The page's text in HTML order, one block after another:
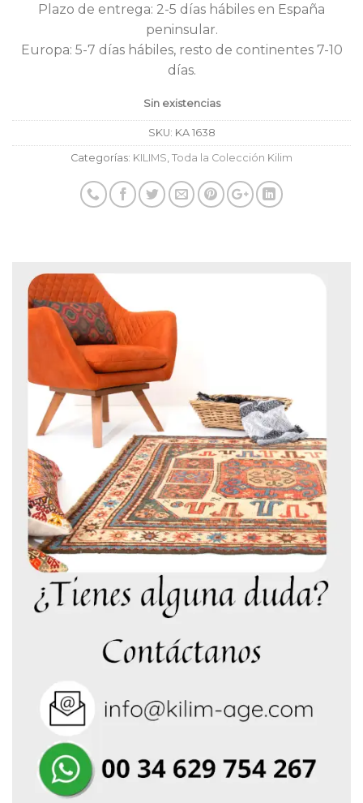
Plazo de entrega: 2-5 días hábiles en España
peninsular.
Europa: 5-7 días hábiles, resto de continentes 7-10
días.
Sin existencias
SKU: KA 1638
Categorías: KILIMS, Toda la Colección Kilim